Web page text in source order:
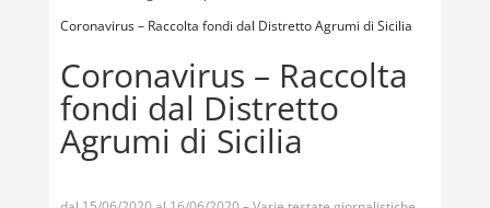
Coronavirus – Raccolta fondi dal Distretto Agrumi di Sicilia
Coronavirus – Raccolta
fondi dal Distretto
Agrumi di Sicilia